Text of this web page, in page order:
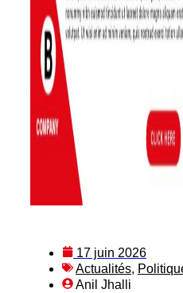
17 juin 2026
Actualités,
Anil Jhalli